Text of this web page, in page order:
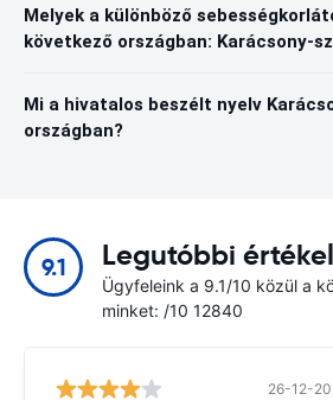
Melyek a különböző
következő országban: Karácsony-
Mi a hivatalos beszélt nyelv
országban?
9.1 Legutóbbi
Ügyfeleink a 9.1/10 közül a
minket: /10 12840
26-12-